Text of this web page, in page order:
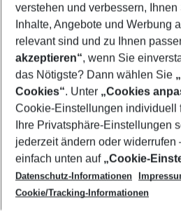
Footer
Footer navigation
Über uns
AGB
Cookie-Einstellungen ändern
Cookie-Richtlinie
Datenschutz
Service & Hilfe
Barrierefreies Reisen
Check-in
Folgen Sie uns
verstehen und verbessern,
Inhalte, Angebote und Werbung
relevant sind und zu Ihnen
akzeptieren“, wenn Sie
das Nötigste? Dann wählen Sie
Cookies“. Unter „Cookies
Cookie-Einstellungen individuell
Ihre Privatsphäre-Einstellungen
jederzeit ändern oder widerrufen
einfach unten auf „Cookie-
Datenschutz-Informationen
Cookie/Tracking-Informationen